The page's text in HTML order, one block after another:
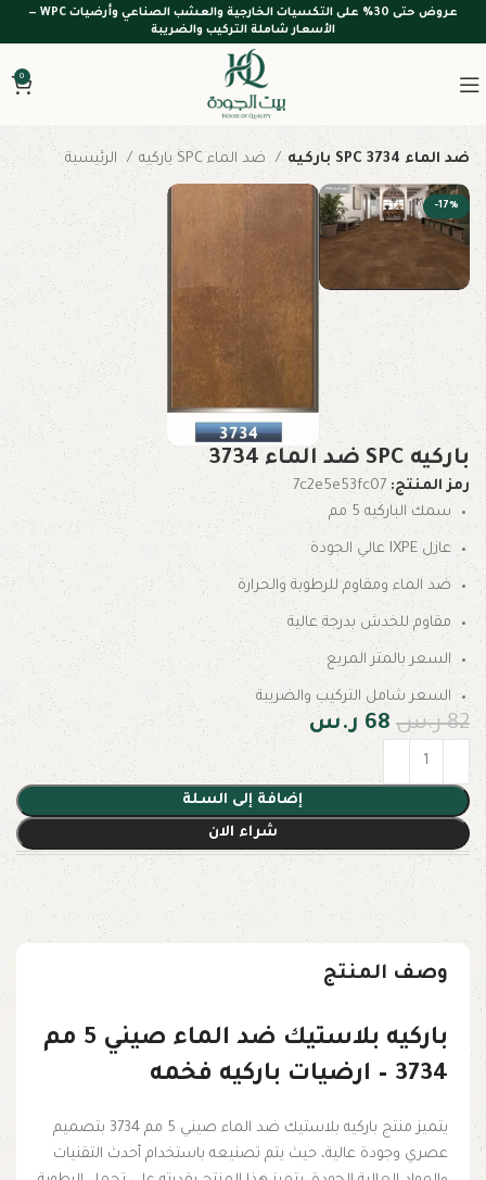
عروض حتى 30% على التكسيات الخارجية والعشب الصناعي وأرضيات WPC —
الأسعار شاملة التركيب والضريبة
0
باركيه SPC ضد الماء باركيه SPC ضد الماء 3734
-17%
باركيه SPC ضد الماء 3734
رمز المنتج:7c2e5e53fc07
سمك الباركيه 5 مم
عازل IXPE عالي الجودة
ضد الماء ومقاوم للرطوبة والحرارة
مقاوم للخدش بدرجة عالية
السعر بالمتر المربع
السعر شامل التركيب والضريبة
82 ر.س 68 ر.س
إضافة إلى السلة
شراء الان
وصف المنتج
باركيه بلاستيك ضد الماء صيني 5 مم
3734 – ارضيات باركيه فخمه
يتميز منتج باركيه بلاستيك ضد الماء صيني 5 مم 3734 بتصميم
عصري وجودة عالية، حيث يتم تصنيعه باستخدام أحدث التقنيات